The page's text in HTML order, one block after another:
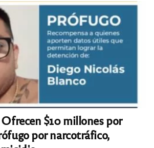
$10 millones por
por narcotráfico,